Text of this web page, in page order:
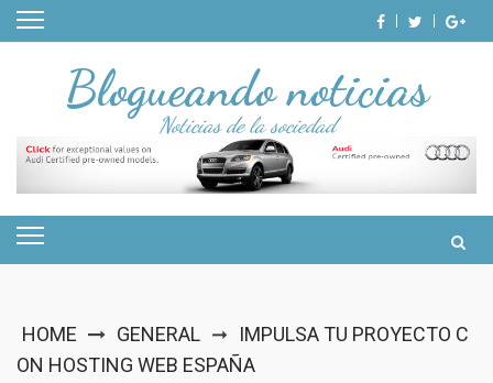
Skip
Blogueando noticias
Noticias de la sociedad
HOME GENERAL ➞
IMPULSA TU PROYECTO C
ON HOSTING WEB ESPAÑA